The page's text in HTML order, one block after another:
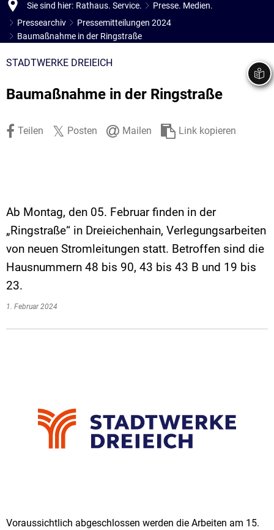
Stadtrecht
Wahlen
Fußverkehr
Radverkehr
Sie sind hier: Rathaus. Service.
Presse. Medien.
Pressearchiv
Pressemitteilungen 2024
Baumaßnahme in der Ringstraße
STADTWERKE DREIEICH
Baumaßnahme in der Ringstraße
Teilen Posten Mailen Link kopieren
Ab Montag, den 05. Februar finden in der
„Ringstraße“ in Dreieichenhain, Verlegungsarbeiten
von neuen Stromleitungen statt. Betroffen sind die
Hausnummern 48 bis 90, 43 bis 43 B und 19 bis
23.
1. Februar 2024
Voraussichtlich abgeschlossen werden die Arbeiten am 15.